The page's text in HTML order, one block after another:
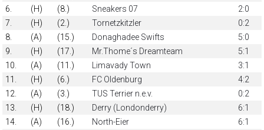
6.
(H) (8.) Sneakers 07
2:0
7.
(H) (2.) Tornetzkitzler
0:2
8.
(A) (15.) Donaghadee Swifts
5:0
9.
(H) (17.) Mr.Thome´s Dreamteam
5:1
10.
(A) (11.) Limavady Town
3:1
11.
(H) (6.) FC Oldenburg
4:2
12.
(A) (3.) TUS Terrier n.e.v.
0:2
13.
(H) (18.) Derry (Londonderry)
6:1
14.
(A) (16.) North-Eier
6:1